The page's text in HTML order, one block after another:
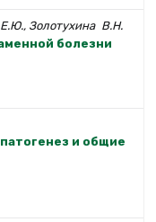
Золотухина В.Н.
болезни
и общие